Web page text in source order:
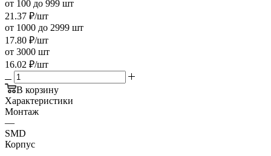
от 100 до 999 шт
21.37 ₽/шт
от 1000 до 2999 шт
17.80 ₽/шт
от 3000 шт
16.02 ₽/шт
В корзину
Характеристики
Монтаж
—
SMD
Корпус